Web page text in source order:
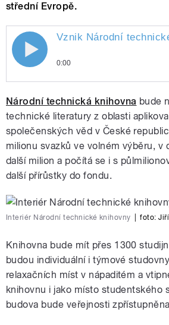
střední Evropě.
pause
Vznik Národní
0:00
(ing. M. Svoboda, ředitel
Národní technická knihovna bude
technické literatury z oblasti
společenských věd v České
milionu svazků ve volném výběru, v
další milion a počítá se i s
další přírůstky do fondu.
Interiér Národní technické knihovny foto: Jiří
Knihovna bude mít přes 1300
budou individuální i týmové
relaxačních míst v nápaditém a
knihovnu i jako místo studentského
budova bude veřejnosti